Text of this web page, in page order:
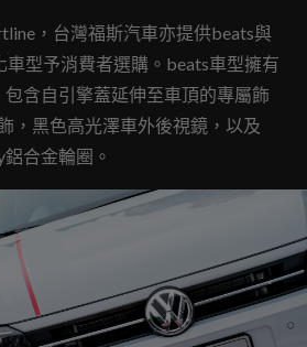
，台灣福斯汽車亦提供beats與
車型予消費者選購。beats車型擁有
含自引擎蓋延伸至車頂的專屬飾
，黑色高光澤車外後視鏡，以及
合金輪圈。